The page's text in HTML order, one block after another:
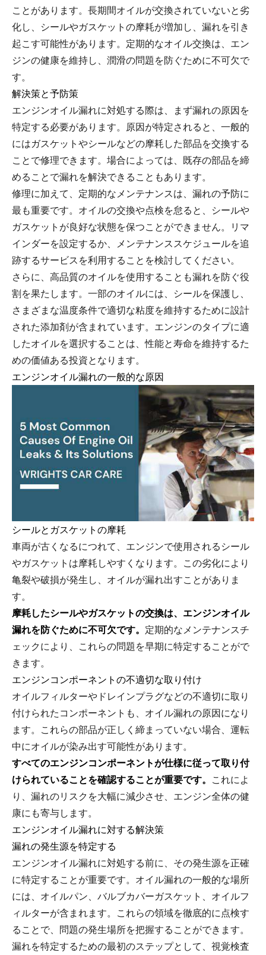
ことがあります。長期間オイルが交換されていないと劣
化し、シールやガスケットの摩耗が増加し、漏れを引き
起こす可能性があります。定期的なオイル交換は、エン
ジンの健康を維持し、潤滑の問題を防ぐために不可欠で
す。
解決策と予防策
エンジンオイル漏れに対処する際は、まず漏れの原因を
特定する必要があります。原因が特定されると、一般的
にはガスケットやシールなどの摩耗した部品を交換する
ことで修理できます。場合によっては、既存の部品を締
めることで漏れを解決できることもあります。
修理に加えて、定期的なメンテナンスは、漏れの予防に
最も重要です。オイルの交換や点検を怠ると、シールや
ガスケットが良好な状態を保つことができません。リマ
インダーを設定するか、メンテナンススケジュールを追
跡するサービスを利用することを検討してください。
さらに、高品質のオイルを使用することも漏れを防ぐ役
割を果たします。一部のオイルには、シールを保護し、
さまざまな温度条件で適切な粘度を維持するために設計
された添加剤が含まれています。エンジンのタイプに適
したオイルを選択することは、性能と寿命を維持するた
めの価値ある投資となります。
エンジンオイル漏れの一般的な原因
シールとガスケットの摩耗
車両が古くなるにつれて、エンジンで使用されるシール
やガスケットは摩耗しやすくなります。この劣化により
亀裂や破損が発生し、オイルが漏れ出すことがありま
す。
摩耗したシールやガスケットの交換は、エンジンオイル
漏れを防ぐために不可欠です。 定期的なメンテナンスチ
ェックにより、これらの問題を早期に特定することがで
きます。
エンジンコンポーネントの不適切な取り付け
オイルフィルターやドレインプラグなどの不適切に取り
付けられたコンポーネントも、オイル漏れの原因になり
ます。これらの部品が正しく締まっていない場合、運転
中にオイルが染み出す可能性があります。
すべてのエンジンコンポーネントが仕様に従って取り付
けられていることを確認することが重要です。 これによ
り、漏れのリスクを大幅に減少させ、エンジン全体の健
康にも寄与します。
エンジンオイル漏れに対する解決策
漏れの発生源を特定する
エンジンオイル漏れに対処する前に、その発生源を正確
に特定することが重要です。オイル漏れの一般的な場所
には、オイルパン、バルブカバーガスケット、オイルフ
ィルターが含まれます。これらの領域を徹底的に点検す
ることで、問題の発生場所を把握することができます。
漏れを特定するための最初のステップとして、視覚検査